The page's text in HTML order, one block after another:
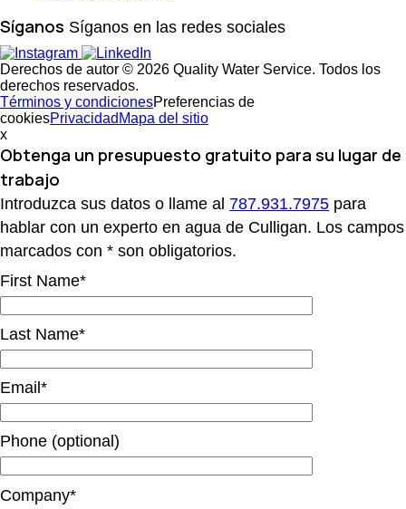
Síganos Síganos en las redes sociales
Derechos de autor © 2026 Quality Water Service. Todos los
derechos reservados.
Términos y condicionesPreferencias de
cookiesPrivacidad Mapa del sitio
x
Obtenga un presupuesto gratuito para su lugar de
trabajo
Introduzca sus datos o llame al 787.931.7975 para
hablar con un experto en agua de Culligan. Los campos
marcados con * son obligatorios.
First Name*
Last Name*
Email*
Phone (optional)
Company*